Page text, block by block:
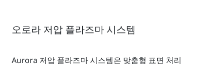
오로라 저압 플라즈마 시스템
Aurora 저압 플라즈마 시스템은 맞춤형 표면 처리